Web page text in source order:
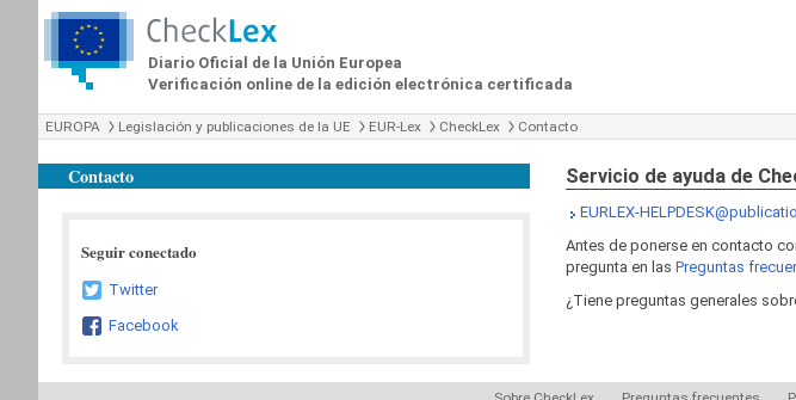
Diario Oficial de la Unión Europea
Verificación online de la edición electrónica certificada
EUROPA Legislación y publicaciones de la UE EUR-Lex CheckLex Contacto
Contacto
Seguir conectado
Twitter
Facebook
Servicio de ayuda de
EURLEX-
Antes de ponerse en contacto
pregunta en las Preguntas
¿Tiene preguntas generales